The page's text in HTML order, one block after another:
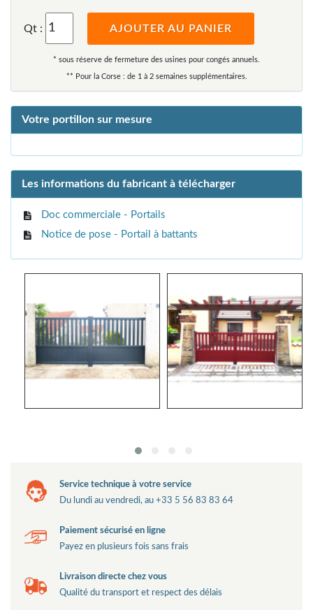
Qt : AJOUTER AU PANIER
* sous réserve de fermeture des usines pour congés annuels.
** Pour la Corse : de 1 à 2 semaines supplémentaires.
Votre portillon sur mesure
Les informations du fabricant à télécharger
Doc commerciale - Portails
Notice de pose - Portail à battants
Service technique à votre service
Du lundi au vendredi, au +33 5 56 83 83 64
Paiement sécurisé en ligne
Payez en plusieurs fois sans frais
Livraison directe chez vous
Qualité du transport et respect des délais